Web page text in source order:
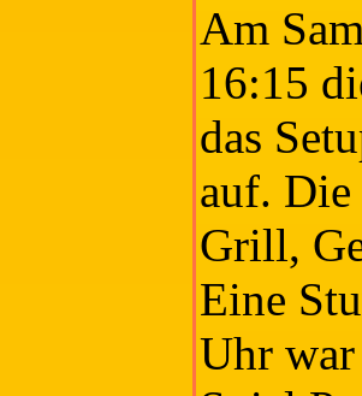
Am
16:15
das
auf. Die
Grill,
Eine
Uhr war